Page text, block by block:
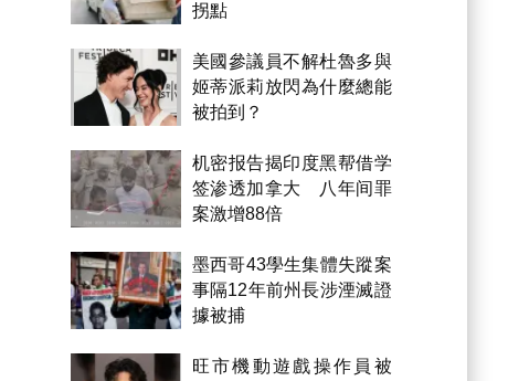
拐點
美國參議員不解杜魯多與
姬蒂派莉放閃為什麼總能
被拍到？
机密报告揭印度黑帮借学
签渗透加拿大 八年间罪
案激增88倍
墨西哥43學生集體失蹤案
事隔12年前州長涉湮滅證
據被捕
旺市機動遊戲操作員被